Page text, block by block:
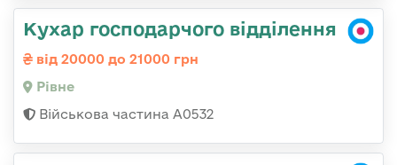
Кухар господарчого відділення
від 20000 до 21000 грн
Рівне
Військова частина А0532